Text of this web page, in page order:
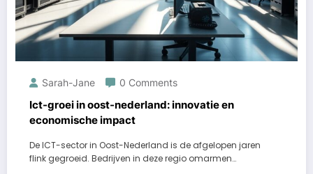
Sarah-Jane 0 Comments
Ict-groei in oost-nederland: innovatie en
economische impact
De ICT-sector in Oost-Nederland is de afgelopen jaren
flink gegroeid. Bedrijven in deze regio omarmen…